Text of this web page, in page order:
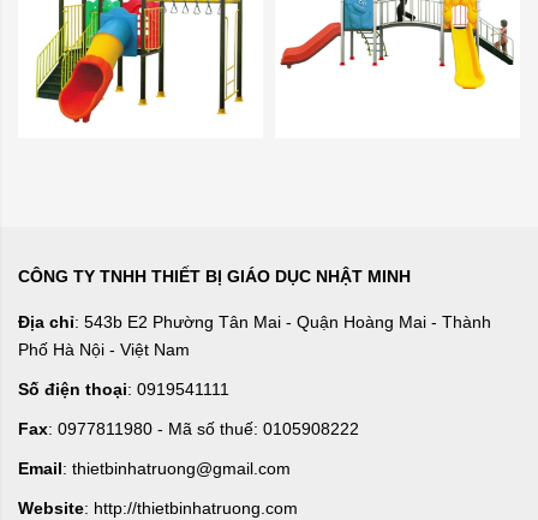
CÔNG TY TNHH THIẾT BỊ GIÁO DỤC NHẬT MINH
Địa chỉ: 543b E2 Phường Tân Mai - Quận Hoàng Mai - Thành
Phố Hà Nội - Việt Nam
Số điện thoại: 0919541111
Fax: 0977811980 - Mã số thuế: 0105908222
Email: thietbinhatruong@gmail.com
Website: http://thietbinhatruong.com